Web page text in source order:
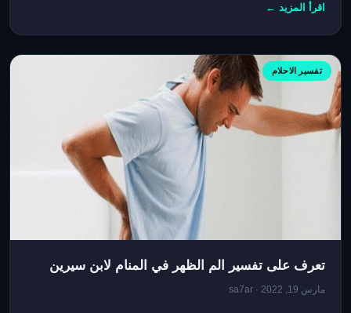
اقرأ المزيد ←
تفسير الاحلام
تعرف على تفسير الم الظهر في المنام لابن سيرين
مارس 19, 2022 · sa7ar